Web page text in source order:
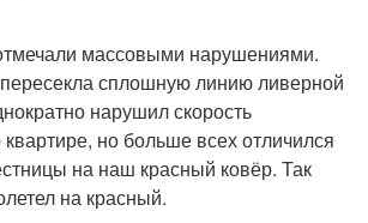
массовыми нарушениями.
сплошную линию ливерной
нарушил скорость
но больше всех отличился
на наш красный ковёр. Так
на красный.